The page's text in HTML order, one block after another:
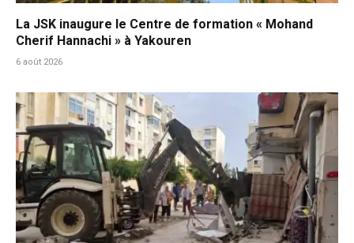
La JSK inaugure le Centre de formation « Mohand
Cherif Hannachi » à Yakouren
6 août 2026